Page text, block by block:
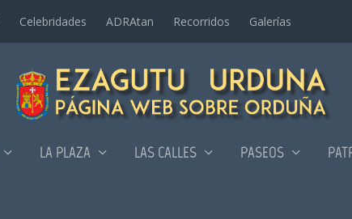
Celebridades ADRAtan Recorridos Galerí­as
LA PLAZA LAS CALLES PASEOS